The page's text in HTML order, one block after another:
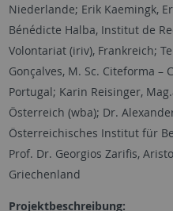
Niederlande; Erik Kaemingk,
Bénédicte Halba, Institut de
Volontariat (iriv), Frankreich;
Gonçalves, M. Sc. Citeforma –
Portugal; Karin Reisinger,
Österreich (wba); Dr.
Österreichisches Institut für
Prof. Dr. Georgios Zarifis,
Griechenland
Projektbeschreibung: